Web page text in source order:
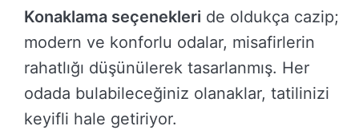
Konaklama seçenekleri de oldukça cazip;
modern ve konforlu odalar, misafirlerin
rahatlığı düşünülerek tasarlanmış. Her
odada bulabileceğiniz olanaklar, tatilinizi
keyifli hale getiriyor.